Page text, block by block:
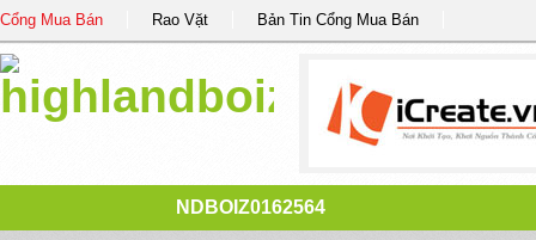
Cổng Mua Bán Rao Vặt Bản Tin Cổng Mua Bán
NDBOIZ0162564